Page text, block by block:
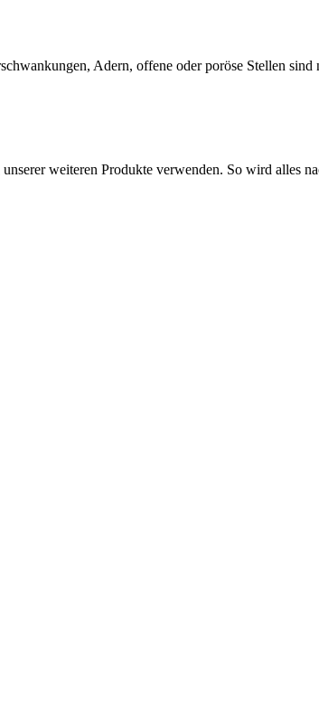
Adern, offene oder poröse Stellen
weiteren Produkte verwenden. So wird alles